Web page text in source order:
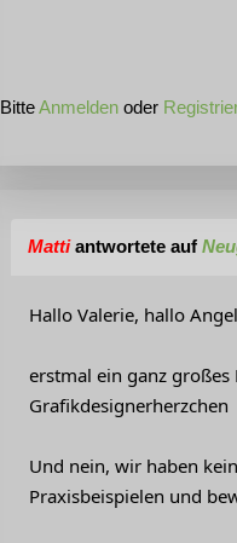
BitteAnmelden oder
Mattiantwortete auf
Hallo Valerie, hallo
erstmal ein ganz
Und nein, wir haben
Praxisbeispielen und